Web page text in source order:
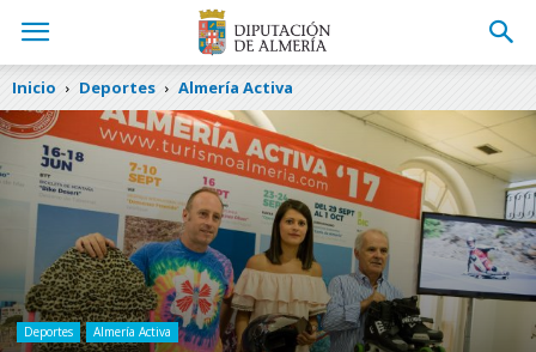
Inicio Deportes Almería Activa
Deportes Almería Activa